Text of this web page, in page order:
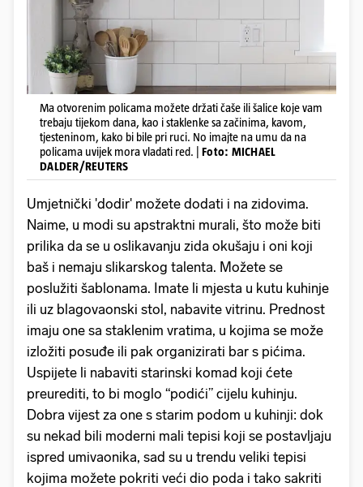
Ma otvorenim policama možete držati čaše ili šalice koje vam
trebaju tijekom dana, kao i staklenke sa začinima, kavom,
tjesteninom, kako bi bile pri ruci. No imajte na umu da na
policama uvijek mora vladati red. | Foto: MICHAEL
DALDER/REUTERS
Umjetnički 'dodir' možete dodati i na zidovima.
Naime, u modi su apstraktni murali, što može biti
prilika da se u oslikavanju zida okušaju i oni koji
baš i nemaju slikarskog talenta. Možete se
poslužiti šablonama. Imate li mjesta u kutu kuhinje
ili uz blagovaonski stol, nabavite vitrinu. Prednost
imaju one sa staklenim vratima, u kojima se može
izložiti posuđe ili pak organizirati bar s pićima.
Uspijete li nabaviti starinski komad koji ćete
preurediti, to bi moglo “podići” cijelu kuhinju.
Dobra vijest za one s starim podom u kuhinji: dok
su nekad bili moderni mali tepisi koji se postavljaju
ispred umivaonika, sad su u trendu veliki tepisi
kojima možete pokriti veći dio poda i tako sakriti